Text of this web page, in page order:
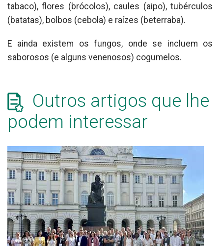
tabaco), flores (brócolos), caules (aipo), tubérculos
(batatas), bolbos (cebola) e raízes (beterraba).
E ainda existem os fungos, onde se incluem os
saborosos (e alguns venenosos) cogumelos.
Outros artigos que lhe
podem interessar